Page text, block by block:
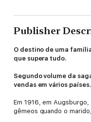
Publisher
O destino de uma
que supera tudo.
Segundo volume da
vendas em vários países.
Em 1916, em
gêmeos quando o